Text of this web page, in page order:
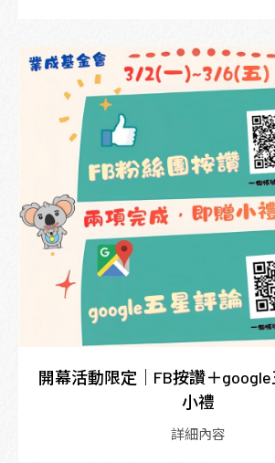
開幕活動限定｜FB按讚＋
小禮
詳細內容